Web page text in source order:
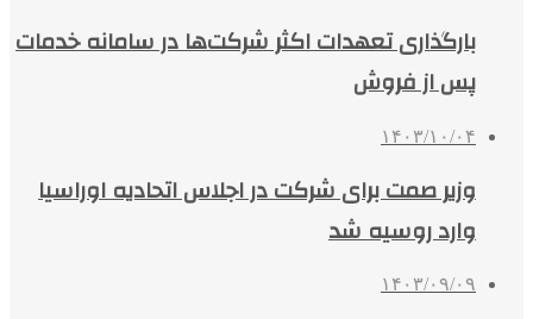
بارگذاری تعهدات اکثر شرکت‌ها در سامانه خدمات
پس از فروش
۱۴۰۳/۱۰/۰۴
وزیر صمت برای شرکت در اجلاس اتحادیه اوراسیا
وارد روسیه شد
۱۴۰۳/۰۹/۰۹